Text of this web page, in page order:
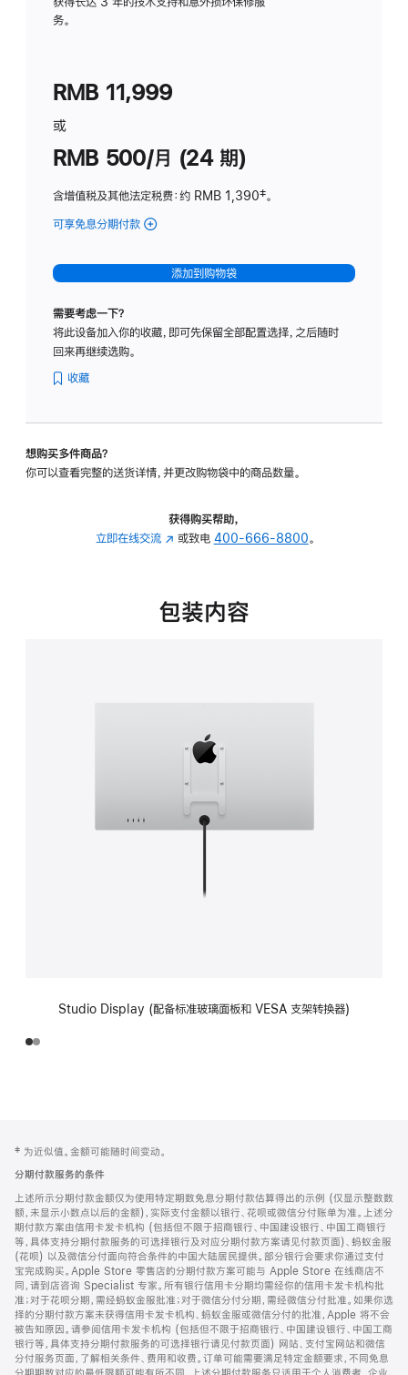
务。
RMB 11,999
或
RMB 500/月 (24 期)
含增值税及其他法定税费：约 RMB 1,390脚
‡。
可享免息分期付款 (Studio
-
标
璃
转
的
添加到购物袋
需要考虑一下？
将此设备加入你的收藏，即可先保留全部配置选择，之后随时
回来再继续选购。
收藏
想购买多件商品？
你可以查看完整的送货详情，并更改购物袋中的商品数量。
获得购买帮助，
立即在线交流 (在
中
或致电 400-666-8800。
包装内容
Studio Display (配备标准玻璃面板和 VESA 支架转换器)
页
页
脚
注
‡ 为近似值。金额可能随时间变动。
分期付款服务的条件
上述所示分期付款金额仅为使用特定期数免息分期付款估算得出的示例 (仅显示整数数
额，未显示小数点以后的金额)，实际支付金额以银行、花呗或微信分付账单为准。上述分
期付款方案由信用卡发卡机构 (包括但不限于招商银行、中国建设银行、中国工商银行
等，具体支持分期付款服务的可选择银行及对应分期付款方案请见付款页面)、蚂蚁金服
(花呗) 以及微信分付面向符合条件的中国大陆居民提供。部分银行会要求你通过支付
宝完成购买。Apple Store 零售店的分期付款方案可能与 Apple Store 在线商店不
同，请到店咨询 Specialist 专家。所有银行信用卡分期均需经你的信用卡发卡机构批
准；对于花呗分期，需经蚂蚁金服批准；对于微信分付分期，需经微信分付批准。如果你选
择的分期付款方案未获得信用卡发卡机构、蚂蚁金服或微信分付的批准，Apple 将不会
被告知原因。请参阅信用卡发卡机构 (包括但不限于招商银行、中国建设银行、中国工商
银行等，具体支持分期付款服务的可选择银行请见付款页面) 网站、支付宝网站和微信
分付服务页面，了解相关条件、费用和收费。订单可能需要满足特定金额要求，不同免息